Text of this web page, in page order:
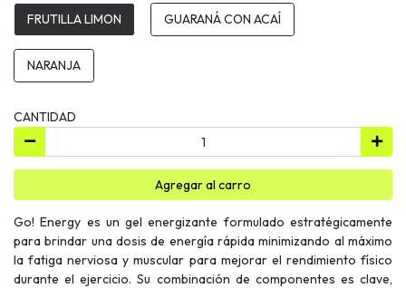
FRUTILLA LIMON GUARANÁ CON ACAÍ
NARANJA
CANTIDAD
Agregar al carro
Go! Energy es un gel energizante formulado estratégicamente
para brindar una dosis de energía rápida minimizando al máximo
la fatiga nerviosa y muscular para mejorar el rendimiento físico
durante el ejercicio. Su combinación de componentes es clave,